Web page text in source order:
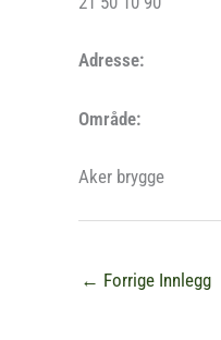
Adresse:
Område:
Aker brygge
← Forrige Innlegg